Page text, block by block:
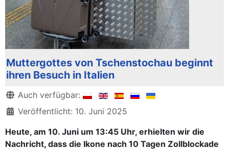
Muttergottes von Tschenstochau beginnt
ihren Besuch in Italien
Details
Auch verfügbar:
Veröffentlicht: 10. Juni 2025
Heute, am 10. Juni um 13:45 Uhr, erhielten wir die
Nachricht, dass die Ikone nach 10 Tagen Zollblockade